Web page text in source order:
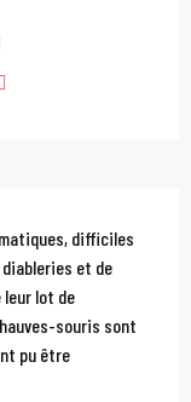
difficiles
diableries et de
leur lot de
souris sont
pu être